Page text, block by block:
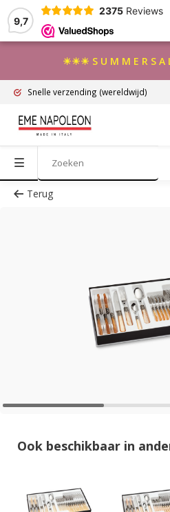
9,7
2375 Reviews
☀☀☀ S U M M E R S
Snelle verzending (wereldwijd)
Terug
Ook beschikbaar in